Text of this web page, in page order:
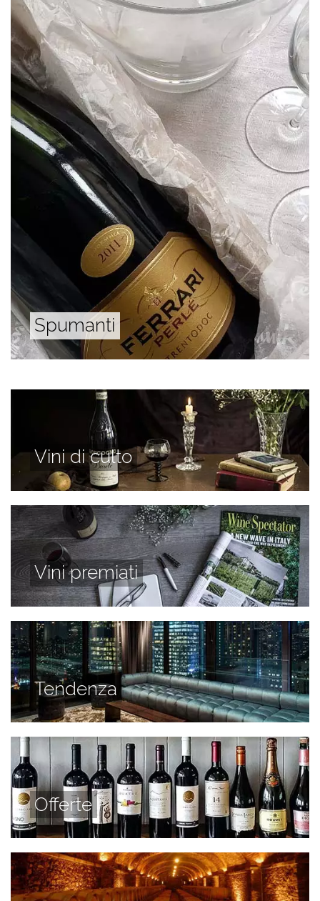
Spumanti
Vini di culto
Vini premiati
Tendenza
Offerte